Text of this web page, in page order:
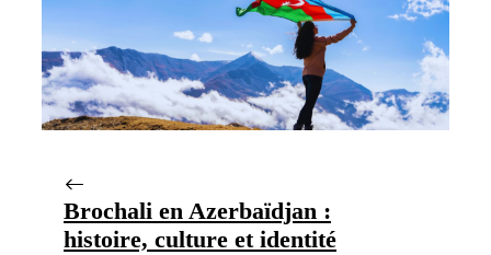
Brochali en Azerbaïdjan :
histoire, culture et identité